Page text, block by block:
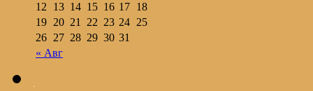
« Авг
12
13 14 15 16 17 18
19 20 21 22 23 24 25
26 27 28 29 30 31